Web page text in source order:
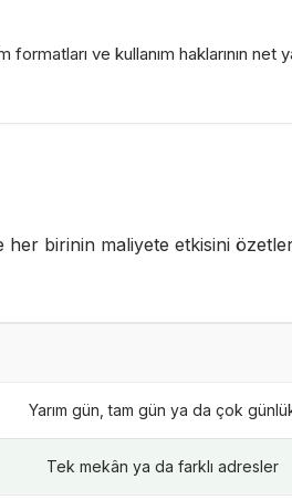
ve kullanım haklarının
her birinin maliyete etkisini
Yarım gün, tam gün ya da çok
Tek mekân ya da farklı adresler